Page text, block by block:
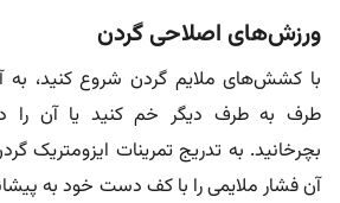
ورزش‌های اصلاحی گردن
با کشش‌های ملایم گردن شروع کنید، به
طرف به طرف دیگر خم کنید یا آن را
بچرخانید. به تدریج تمرینات ایزومتریک
آن فشار ملایمی را با کف دست خود به